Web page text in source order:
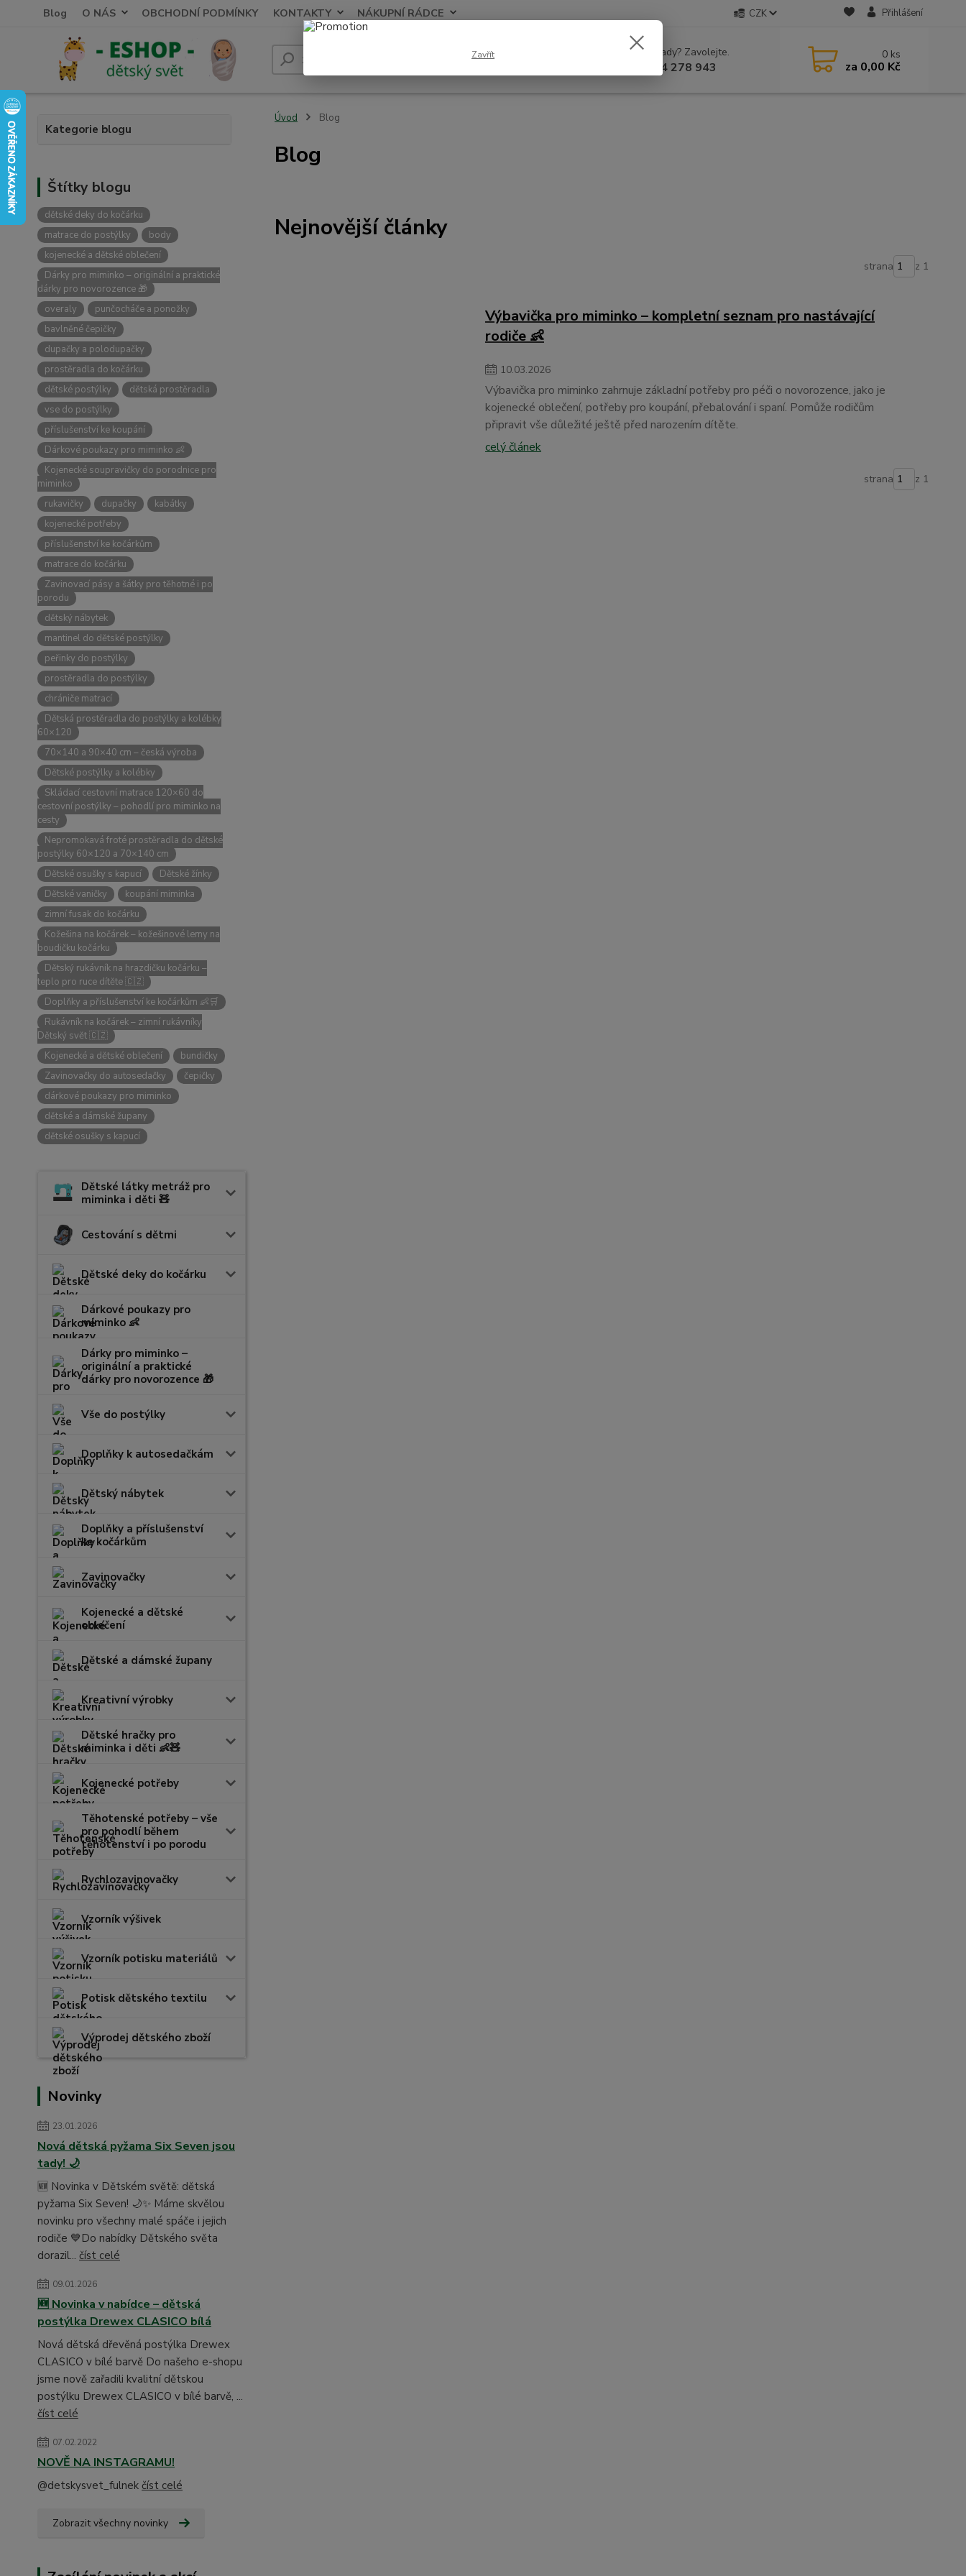
Blog O NÁS OBCHODNÍ PODMÍNKY KONTAKTY NÁKUPNÍ RÁDCE CZK Přihlášení
Hledat Nevíte si rady? Zavolejte.
+420 604 278 943
0 ks
za 0,00 Kč
Kategorie blogu
Štítky blogu
dětské deky do kočárku
matrace do postýlky
body
kojenecké a dětské oblečení
Dárky pro miminko – originální a praktické
dárky pro novorozence 🎁
overaly
punčocháče a ponožky
bavlněné čepičky
dupačky a polodupačky
prostěradla do kočárku
dětské postýlky
dětská prostěradla
vse do postýlky
příslušenství ke koupání
Dárkové poukazy pro miminko 👶
Kojenecké soupravičky do porodnice pro
miminko
rukavičky
dupačky
kabátky
kojenecké potřeby
příslušenství ke kočárkům
matrace do kočárku
Zavinovací pásy a šátky pro těhotné i po
porodu
dětský nábytek
mantinel do dětské postýlky
peřinky do postýlky
prostěradla do postýlky
chrániče matrací
Dětská prostěradla do postýlky a kolébky
60×120
70×140 a 90×40 cm – česká výroba
Dětské postýlky a kolébky
Skládací cestovní matrace 120×60 do
cestovní postýlky – pohodlí pro miminko na
cesty
Nepromokavá froté prostěradla do dětské
postýlky 60×120 a 70×140 cm
Dětské osušky s kapucí
Dětské žínky
Dětské vaničky
koupání miminka
zimní fusak do kočárku
Kožešina na kočárek – kožešinové lemy na
boudičku kočárku
Dětský rukávník na hrazdičku kočárku –
teplo pro ruce dítěte 🇨🇿
Doplňky a příslušenství ke kočárkům 👶🛒
Rukávník na kočárek – zimní rukávníky
Dětský svět 🇨🇿
Kojenecké a dětské oblečení
bundičky
Zavinovačky do autosedačky
čepičky
dárkové poukazy pro miminko
dětské a dámské župany
dětské osušky s kapucí
Dětské látky metráž pro
miminka i děti 🧸
Cestování s dětmi
Dětské deky do kočárku
Dárkové poukazy pro
miminko 👶
Dárky pro miminko –
originální a praktické
dárky pro novorozence 🎁
Vše do postýlky
Doplňky k autosedačkám
Dětský nábytek
Doplňky a příslušenství
ke kočárkům
Zavinovačky
Kojenecké a dětské
oblečení
Dětské a dámské župany
Kreativní výrobky
Dětské hračky pro
miminka i děti 👶🧸
Kojenecké potřeby
Těhotenské potřeby – vše
pro pohodlí během
těhotenství i po porodu
Rychlozavinovačky
Vzorník výšivek
Vzorník potisku materiálů
Potisk dětského textilu
Výprodej dětského zboží
Novinky
23.01.2026
Nová dětská pyžama Six Seven jsou
tady! 🌙
🆕 Novinka v Dětském světě: dětská
pyžama Six Seven! 🌙✨ Máme skvělou
novinku pro všechny malé spáče i jejich
rodiče 💙Do nabídky Dětského světa
dorazil... číst celé
09.01.2026
🆕 Novinka v nabídce – dětská
postýlka Drewex CLASICO bílá
Nová dětská dřevěná postýlka Drewex
CLASICO v bílé barvě Do našeho e-shopu
jsme nově zařadili kvalitní dětskou
postýlku Drewex CLASICO v bílé barvě, ...
číst celé
07.02.2022
NOVĚ NA INSTAGRAMU!
@detskysvet_fulnek číst celé
Zobrazit všechny novinky
Úvod Blog
Blog
Nejnovější články
strana z 1
Výbavička pro miminko – kompletní seznam pro nastávající
rodiče 👶
10.03.2026
Výbavička pro miminko zahrnuje základní potřeby pro péči o novorozence, jako je
kojenecké oblečení, potřeby pro koupání, přebalování i spaní. Pomůže rodičům
připravit vše důležité ještě před narozením dítěte.
celý článek
strana z 1
Zavřít